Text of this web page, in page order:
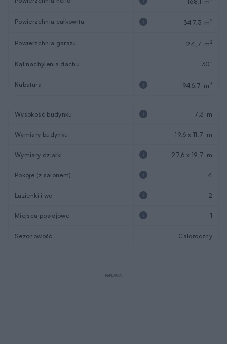
Powierzchnia całkowita 347,3 m2
Powierzchnia garażu 24,7 m2
Kąt nachylenia dachu 30°
Kubatura 946,7 m3
Wysokość budynku 7,3 m
Wymiary budynku 19,6 x 11,7 m
Wymiary działki 27,6 x 19,7 m
Pokoje (z salonem) 4
Łazienki i wc 2
Miejsca postojowe 1
Sezonowość Całoroczny
REKLAMA